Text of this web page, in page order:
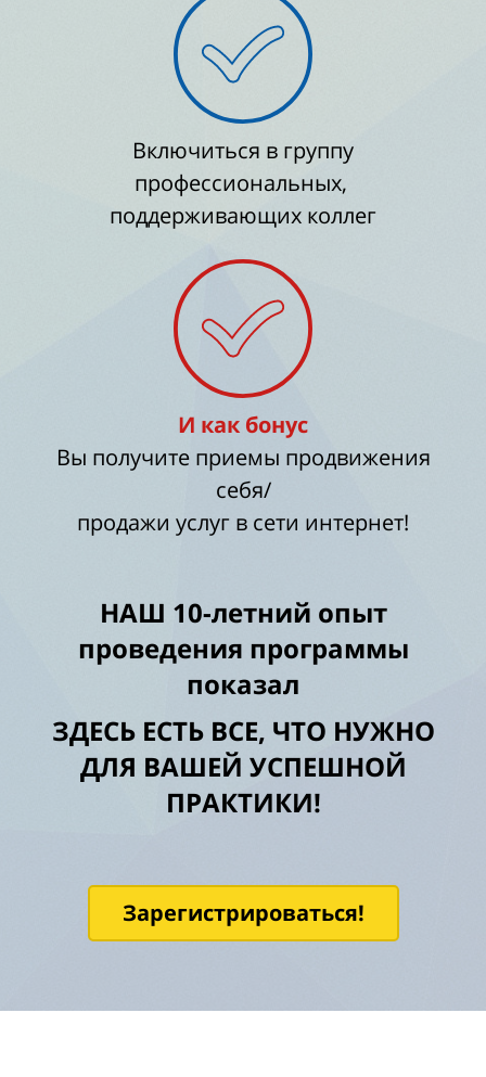
Включиться в группу
профессиональных,
поддерживающих коллег
И как бонус
Вы получите приемы продвижения
себя/
продажи услуг в сети интернет!
НАШ 10-летний опыт
проведения программы
показал
ЗДЕСЬ ЕСТЬ ВСЕ, ЧТО НУЖНО
ДЛЯ ВАШЕЙ УСПЕШНОЙ
ПРАКТИКИ!
Зарегистрироваться!